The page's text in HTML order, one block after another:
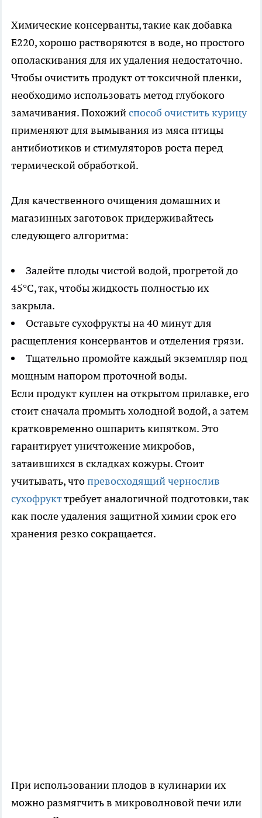
Химические консерванты, такие как добавка
Е220, хорошо растворяются в воде, но простого
ополаскивания для их удаления недостаточно.
Чтобы очистить продукт от токсичной пленки,
необходимо использовать метод глубокого
замачивания. Похожийспособ очистить курицу
применяют для вымывания из мяса птицы
антибиотиков и стимуляторов роста перед
термической обработкой.
Для качественного очищения домашних и
магазинных заготовок придерживайтесь
следующего алгоритма:
Залейте плоды чистой водой, прогретой до
45°С, так, чтобы жидкость полностью их
закрыла.
Оставьте сухофрукты на 40 минут для
расщепления консервантов и отделения грязи.
Тщательно промойте каждый экземпляр под
мощным напором проточной воды.
Если продукт куплен на открытом прилавке, его
стоит сначала промыть холодной водой, а затем
кратковременно ошпарить кипятком. Это
гарантирует уничтожение микробов,
затаившихся в складках кожуры. Стоит
учитывать, чтопревосходящий чернослив
сухофрукттребует аналогичной подготовки, так
как после удаления защитной химии срок его
хранения резко сокращается.
При использовании плодов в кулинарии их
можно размягчить в микроволновой печи или